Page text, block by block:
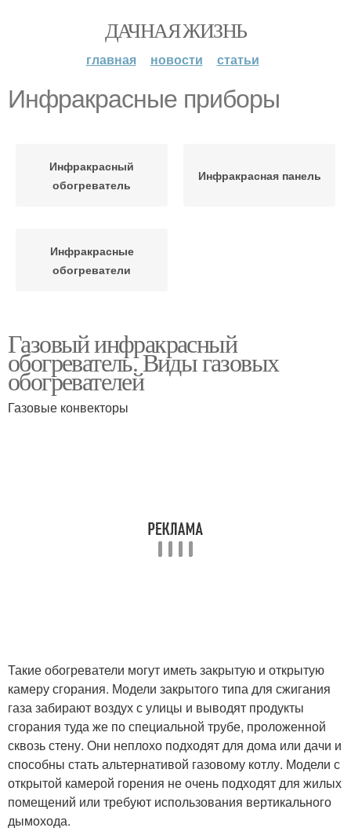
ДАЧНАЯ ЖИЗНЬ
главная новости статьи
Инфракрасные приборы
Инфракрасный
обогреватель
Инфракрасная панель
Инфракрасные
обогреватели
Газовый инфракрасный
обогреватель. Виды газовых
обогревателей
Газовые конвекторы
Такие обогреватели могут иметь закрытую и открытую
камеру сгорания. Модели закрытого типа для сжигания
газа забирают воздух с улицы и выводят продукты
сгорания туда же по специальной трубе, проложенной
сквозь стену. Они неплохо подходят для дома или дачи и
способны стать альтернативой газовому котлу. Модели с
открытой камерой горения не очень подходят для жилых
помещений или требуют использования вертикального
дымохода.